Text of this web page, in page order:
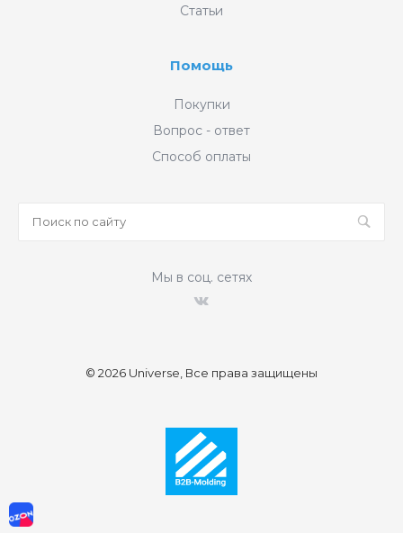
Статьи
Помощь
Покупки
Вопрос - ответ
Способ оплаты
Мы в соц. сетях
© 2026 Universe, Все права защищены